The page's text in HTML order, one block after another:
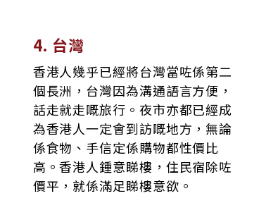
4. 台灣
香港人幾乎已經將台灣當咗係第二
個長洲，台灣因為溝通語言方便，
話走就走嘅旅行。夜市亦都已經成
為香港人一定會到訪嘅地方，無論
係食物、手信定係購物都性價比
高。香港人鍾意睇樓，住民宿除咗
價平，就係滿足睇樓意欲。